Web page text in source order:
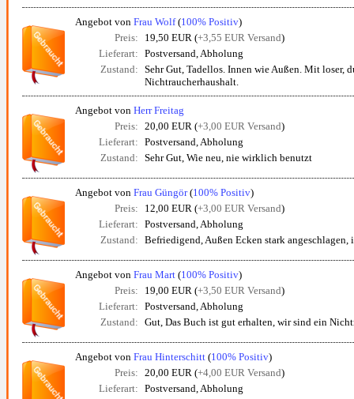
Angebot von Frau Wolf(100% Positiv)
Preis:
19,50 EUR (+3,55 EUR Versand)
Lieferart: Postversand, Abholung
Zustand: Sehr Gut, Tadellos. Innen wie Außen. Mit loser,
Nichtraucherhaushalt.
Angebot von Herr Freitag
Preis: 20,00 EUR (+3,00 EUR Versand)
Lieferart: Postversand, Abholung
Zustand: Sehr Gut, Wie neu, nie wirklich benutzt
Angebot von Frau Güngör(100% Positiv)
Preis:
12,00 EUR (+3,00 EUR Versand)
Lieferart: Postversand, Abholung
Zustand: Befriedigend, Außen Ecken stark
Angebot von Frau Mart (100% Positiv)
Preis:
19,00 EUR (+3,50 EUR Versand)
Lieferart: Postversand, Abholung
Zustand: Gut, Das Buch ist gut erhalten, wir sind ein
Angebot von Frau Hinterschitt (100% Positiv)
Preis: 20,00 EUR (+4,00 EUR Versand)
Lieferart: Postversand, Abholung